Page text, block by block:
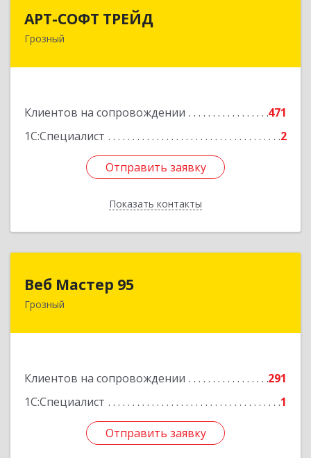
АРТ-СОФТ ТРЕЙД
Грозный
Клиентов на сопровождении
471
1С:Специалист
2
Отправить заявку
Показать контакты
364013, Чеченская Респ, Грозный г, Полярников
Отправить заявку
Назад
Веб Мастер 95
Грозный
Клиентов на сопровождении
291
1С:Специалист
1
Отправить заявку
Подробнее
Отправить заявку